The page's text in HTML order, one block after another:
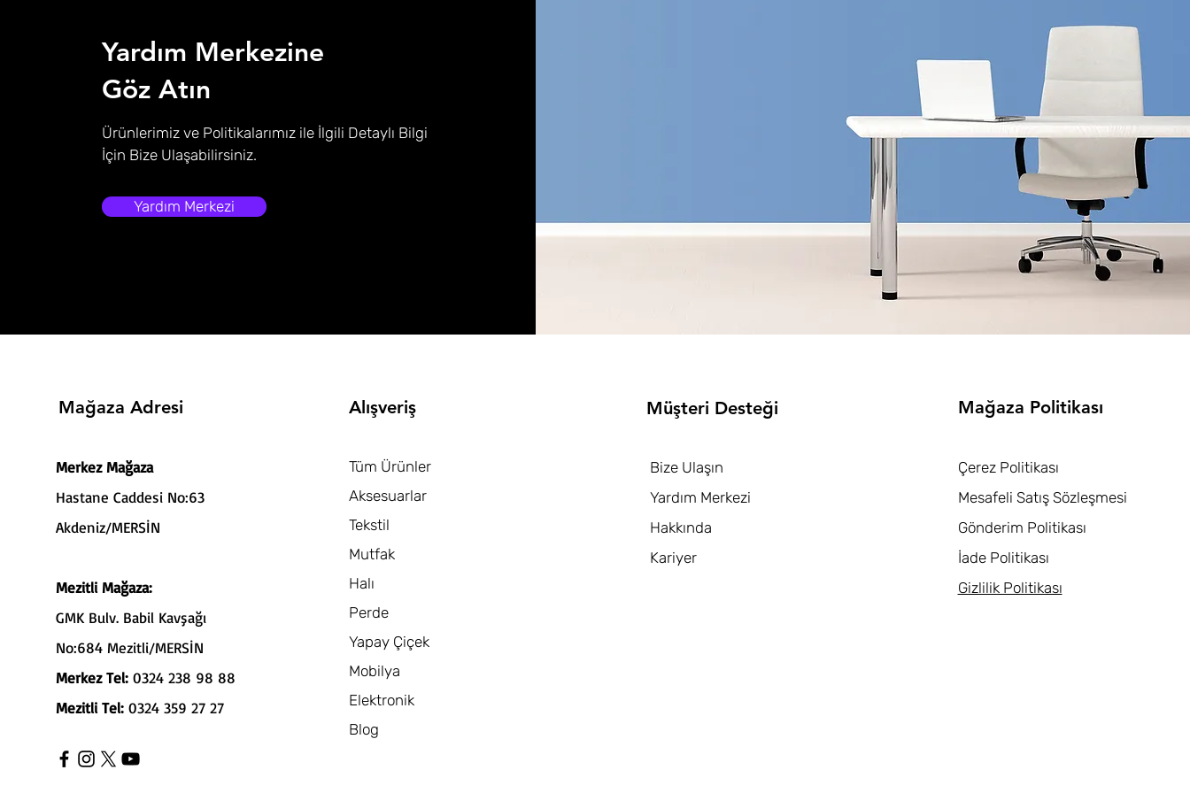
Yardım Merkezine
Göz Atın
Ürünlerimiz ve Politikalarımız ile İlgili Detaylı Bilgi
İçin Bize Ulaşabilirsiniz.
Yardım Merkezi
Mağaza Adresi
Merkez Mağaza
Hastane Caddesi No:63
Akdeniz/MERSİN
Mezitli Mağaza:
GMK Bulv. Babil Kavşağı
No:684 Mezitli/MERSİN
Merkez Tel: 0324 238 98 88
Mezitli Tel: 0324 359 27 27
Alışveriş
Tüm Ürünler
Aksesuarlar
Tekstil
Mutfak
Halı
Perde
Yapay Çiçek
Mobilya
Elektronik
Blog
Müşteri Desteği
Bize Ulaşın
Yardım Merkezi
Hakkında
Kariyer
Mağaza Politikası
Çerez Politikası
Mesafeli Satış Sözleşmesi
Gönderim Politikası
İade Politikası
Gizlilik Politikası